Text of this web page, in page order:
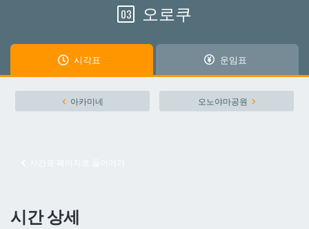
나하공항
나하공항
03 오로쿠
시각표 운임표
아카미네 오노야마공원
시간 상세